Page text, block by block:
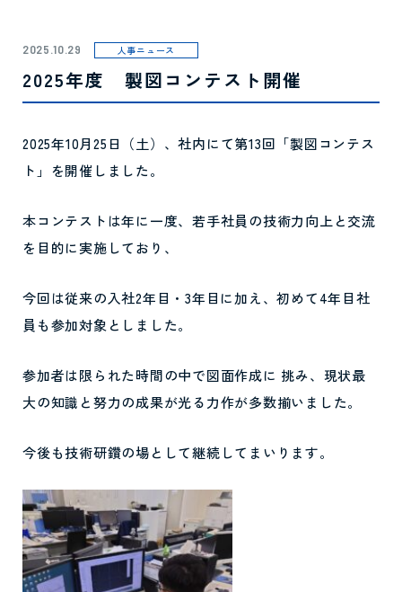
2025.10.29 人事ニュース
2025年度 製図コンテスト開催
2025年10月25日（土）、社内にて第13回「製図コンテス
ト」を開催しました。
本コンテストは年に一度、若手社員の技術力向上と交流
を目的に実施しており、
今回は従来の入社2年目・3年目に加え、初めて4年目社
員も参加対象としました。
参加者は限られた時間の中で図面作成に 挑み、現状最
大の知識と努力の成果が光る力作が多数揃いました。
今後も技術研鑽の場として継続してまいります。